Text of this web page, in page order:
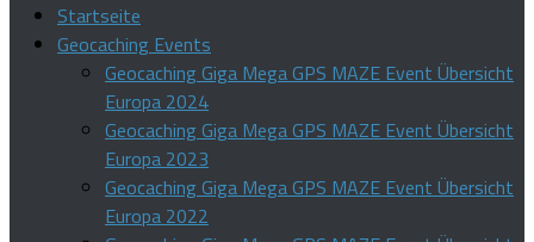
Startseite
Geocaching Events
Geocaching Giga Mega GPS MAZE Event Übersicht
Europa 2024
Geocaching Giga Mega GPS MAZE Event Übersicht
Europa 2023
Geocaching Giga Mega GPS MAZE Event Übersicht
Europa 2022